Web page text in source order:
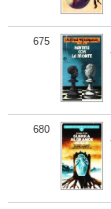
675
680